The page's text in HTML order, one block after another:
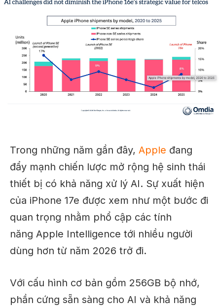
Trong những năm gần đây, Apple đang
đẩy mạnh chiến lược mở rộng hệ sinh thái
thiết bị có khả năng xử lý AI. Sự xuất hiện
của iPhone 17e được xem như một bước đi
quan trọng nhằm phổ cập các tính
năng Apple Intelligence tới nhiều người
dùng hơn từ năm 2026 trở đi.
Với cấu hình cơ bản gồm 256GB bộ nhớ,
phần cứng sẵn sàng cho AI và khả năng